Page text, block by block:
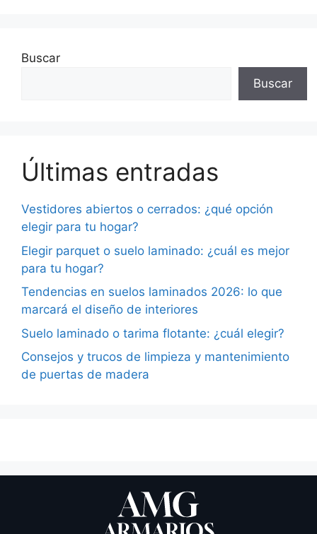
Buscar
Buscar
Últimas entradas
Vestidores abiertos o cerrados: ¿qué opción
elegir para tu hogar?
Elegir parquet o suelo laminado: ¿cuál es mejor
para tu hogar?
Tendencias en suelos laminados 2026: lo que
marcará el diseño de interiores
Suelo laminado o tarima flotante: ¿cuál elegir?
Consejos y trucos de limpieza y mantenimiento
de puertas de madera